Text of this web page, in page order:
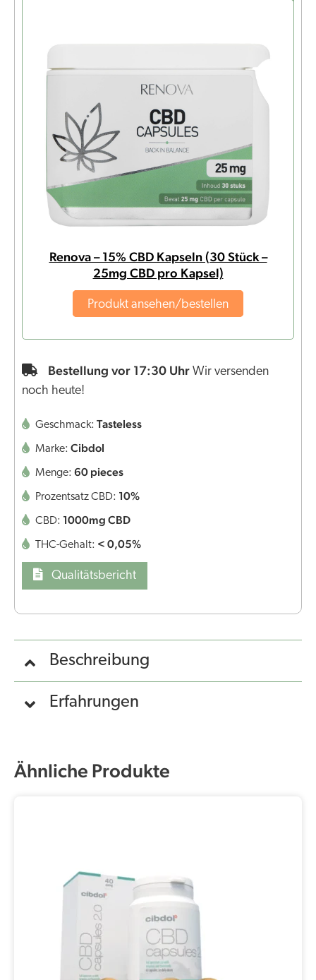
Renova – 15% CBD Kapseln (30 Stück –
25mg CBD pro Kapsel)
Produkt ansehen/bestellen
Bestellung vor 17:30 Uhr Wir versenden
noch heute!
Geschmack: Tasteless
Marke: Cibdol
Menge: 60 pieces
Prozentsatz CBD: 10%
CBD: 1000mg CBD
THC-Gehalt: < 0,05%
Qualitätsbericht
Beschreibung
Erfahrungen
Ähnliche Produkte